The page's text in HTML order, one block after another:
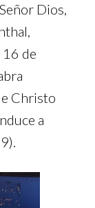
Dios,
de
Christo
a